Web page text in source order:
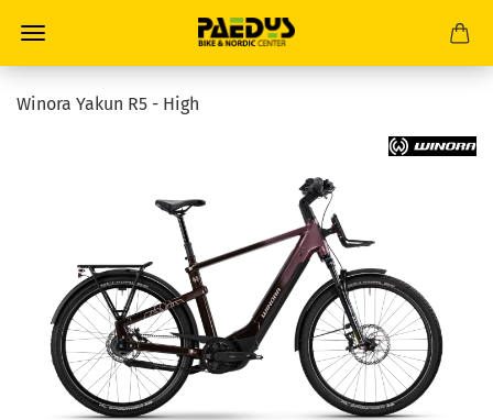
Winora Yakun R5 - High